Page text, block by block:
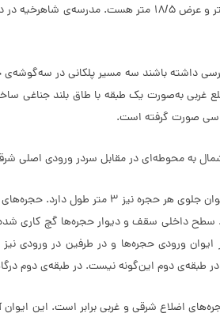
داشته باشند سه مسیر پلکانی در سه‌گوشه‌ی
به‌صورت یک طبقه با طاق بلند جناغی
به محوطه‌ای در مقابل سردر ورودی اصلی
تمامی حجره‌های مدرسه‌ی شاهرخیه دارای پلان
داخلی سقف و دیوار حجره‌ها گچ کاری
ورودی حجره‌ها و در طرفین در ورودی
طبقه‌ی دوم این‌گونه نیست. در طبقه‌ی دوم
اضلاع شرقی و غربی برابر است. این